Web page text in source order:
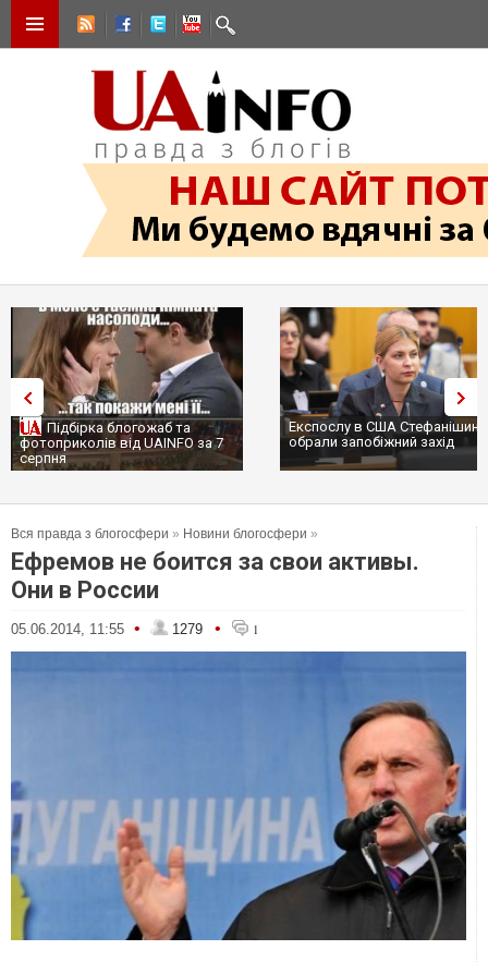
Підбірка блогожаб та
фотоприколів від UAINFO за 7
серпня
Експослу в США
обрали запобіжний захід
Вся правда з блогосфери » Новини блогосфери »
Ефремов не боится за свои активы.
Они в России
05.06.2014, 11:55 • 1279 • 1